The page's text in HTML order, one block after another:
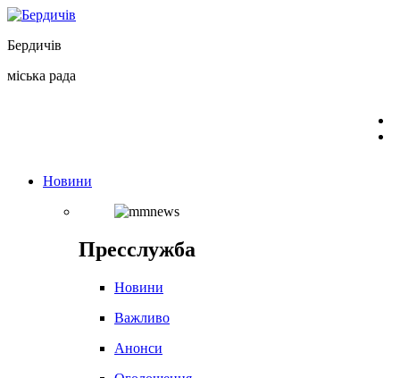
Перейти
вмісту
Бердичів
міська рада
Новини
Пресслужба
Новини
Важливо
Анонси